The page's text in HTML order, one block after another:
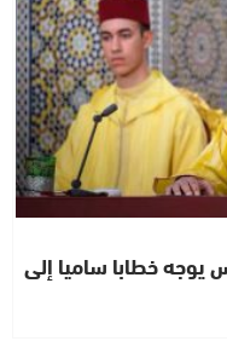
خطابا ساميا إلى